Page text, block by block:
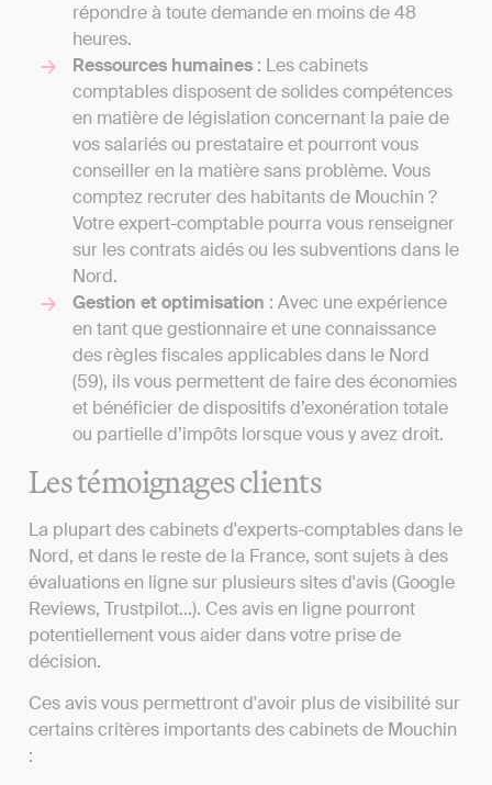
répondre à toute demande en moins de 48
heures.
Ressources humaines : Les cabinets
comptables disposent de solides compétences
en matière de législation concernant la paie de
vos salariés ou prestataire et pourront vous
conseiller en la matière sans problème. Vous
comptez recruter des habitants de Mouchin ?
Votre expert-comptable pourra vous renseigner
sur les contrats aidés ou les subventions dans le
Nord.
Gestion et optimisation : Avec une expérience
en tant que gestionnaire et une connaissance
des règles fiscales applicables dans le Nord
(59), ils vous permettent de faire des économies
et bénéficier de dispositifs d’exonération totale
ou partielle d’impôts lorsque vous y avez droit.
Les témoignages clients
La plupart des cabinets d'experts-comptables dans le
Nord, et dans le reste de la France, sont sujets à des
évaluations en ligne sur plusieurs sites d'avis (Google
Reviews, Trustpilot...). Ces avis en ligne pourront
potentiellement vous aider dans votre prise de
décision.
Ces avis vous permettront d'avoir plus de visibilité sur
certains critères importants des cabinets de Mouchin
: